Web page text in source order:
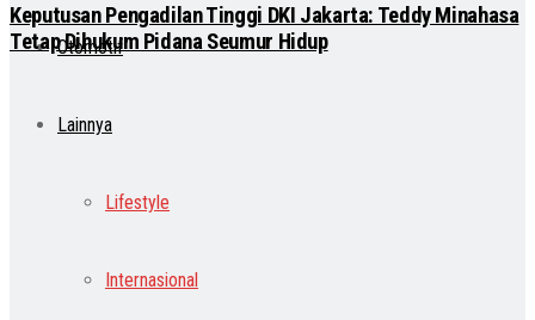
Otomotif
Lainnya
Lifestyle
Internasional
Keputusan Pengadilan Tinggi DKI Jakarta: Teddy Minahasa
Tetap Dihukum Pidana Seumur Hidup